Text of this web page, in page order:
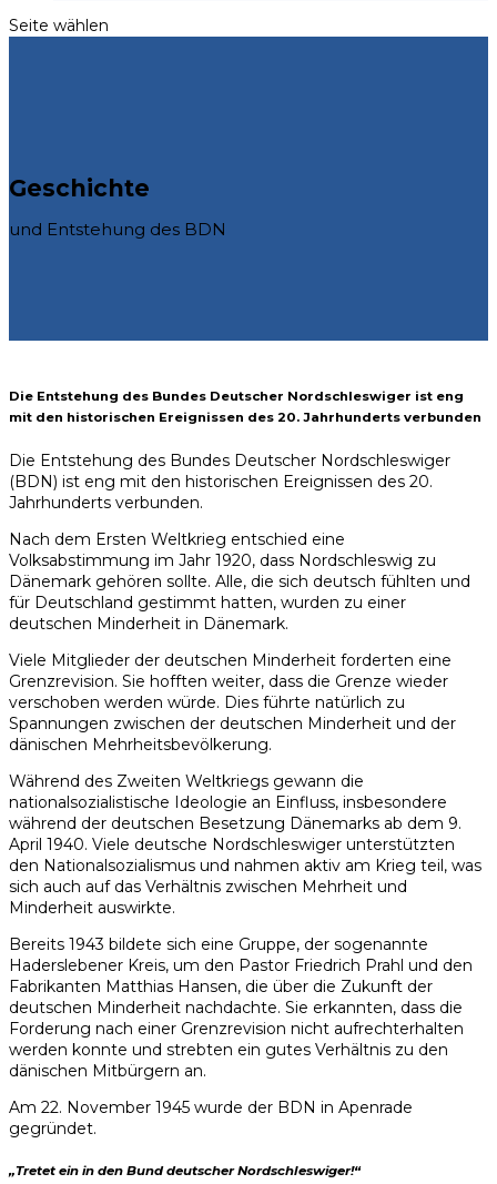
Seite wählen
Geschichte
und Entstehung des BDN
Die Entstehung des Bundes Deutscher Nordschleswiger ist eng
mit den historischen Ereignissen des 20. Jahrhunderts verbunden
Die Entstehung des Bundes Deutscher Nordschleswiger
(BDN) ist eng mit den historischen Ereignissen des 20.
Jahrhunderts verbunden.
Nach dem Ersten Weltkrieg entschied eine
Volksabstimmung im Jahr 1920, dass Nordschleswig zu
Dänemark gehören sollte. Alle, die sich deutsch fühlten und
für Deutschland gestimmt hatten, wurden zu einer
deutschen Minderheit in Dänemark.
Viele Mitglieder der deutschen Minderheit forderten eine
Grenzrevision. Sie hofften weiter, dass die Grenze wieder
verschoben werden würde. Dies führte natürlich zu
Spannungen zwischen der deutschen Minderheit und der
dänischen Mehrheitsbevölkerung.
Während des Zweiten Weltkriegs gewann die
nationalsozialistische Ideologie an Einfluss, insbesondere
während der deutschen Besetzung Dänemarks ab dem 9.
April 1940. Viele deutsche Nordschleswiger unterstützten
den Nationalsozialismus und nahmen aktiv am Krieg teil, was
sich auch auf das Verhältnis zwischen Mehrheit und
Minderheit auswirkte.
Bereits 1943 bildete sich eine Gruppe, der sogenannte
Haderslebener Kreis, um den Pastor Friedrich Prahl und den
Fabrikanten Matthias Hansen, die über die Zukunft der
deutschen Minderheit nachdachte. Sie erkannten, dass die
Forderung nach einer Grenzrevision nicht aufrechterhalten
werden konnte und strebten ein gutes Verhältnis zu den
dänischen Mitbürgern an.
Am 22. November 1945 wurde der BDN in Apenrade
gegründet.
„Tretet ein in den Bund deutscher Nordschleswiger!“